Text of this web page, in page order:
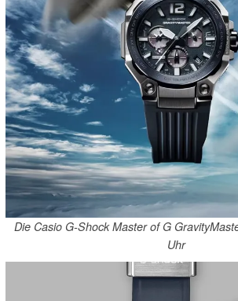
Die Casio G-Shock Master of G
Uhr